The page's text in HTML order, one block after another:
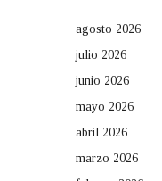
agosto 2026
julio 2026
junio 2026
mayo 2026
abril 2026
marzo 2026